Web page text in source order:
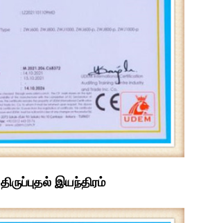
திருப்புதல் இயந்திரம்